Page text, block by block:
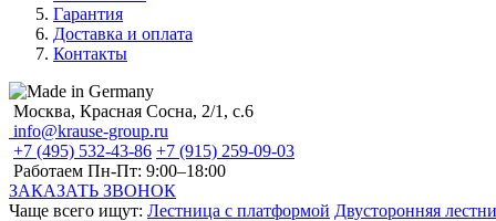
Гарантия
Доставка и оплата
Контакты
Москва, Красная Сосна, 2/1, с.6
info@krause-group.ru
+7 (495) 532-43-86 +7 (915) 259-09-03
Работаем Пн-Пт: 9:00–18:00
ЗАКАЗАТЬ ЗВОНОК
Чаще всего ищут: Лестница с платформой Двусторонняя